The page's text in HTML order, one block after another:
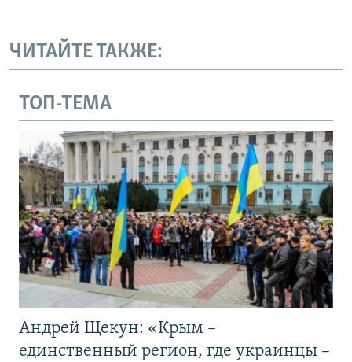
ЧИТАЙТЕ ТАКЖЕ:
ТОП-ТЕМА
Андрей Щекун: «Крым –
единственный регион, где украинцы –